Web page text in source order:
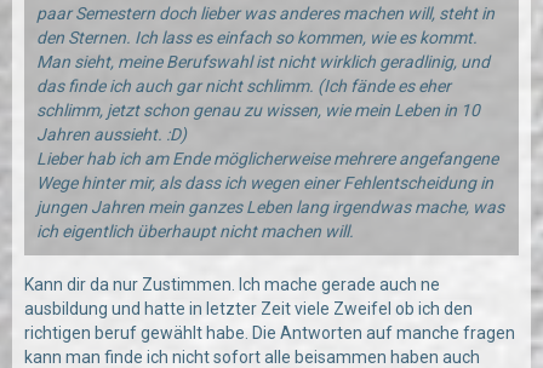
paar Semestern doch lieber was anderes machen will, steht in
den Sternen. Ich lass es einfach so kommen, wie es kommt.
Man sieht, meine Berufswahl ist nicht wirklich geradlinig, und
das finde ich auch gar nicht schlimm. (Ich fände es eher
schlimm, jetzt schon genau zu wissen, wie mein Leben in 10
Jahren aussieht. :D)
Lieber hab ich am Ende möglicherweise mehrere angefangene
Wege hinter mir, als dass ich wegen einer Fehlentscheidung in
jungen Jahren mein ganzes Leben lang irgendwas mache, was
ich eigentlich überhaupt nicht machen will.
Kann dir da nur Zustimmen. Ich mache gerade auch ne
ausbildung und hatte in letzter Zeit viele Zweifel ob ich den
richtigen beruf gewählt habe. Die Antworten auf manche fragen
kann man finde ich nicht sofort alle beisammen haben auch